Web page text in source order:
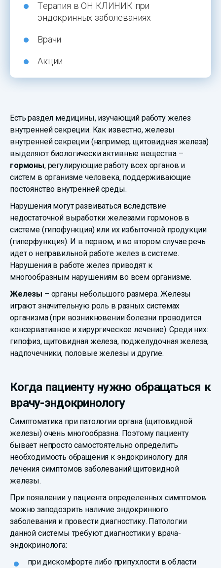
Терапия в ОН КЛИНИК при
эндокринных заболеваниях
Врачи
Акции
Есть раздел медицины, изучающий работу желез
внутренней секреции. Как известно, железы
внутренней секреции (например, щитовидная железа)
выделяют биологически активные вещества –
гормоны, регулирующие работу всех органов и
систем в организме человека, поддерживающие
постоянство внутренней среды.
Нарушения могут развиваться вследствие
недостаточной выработки железами гормонов в
системе (гипофункция) или их избыточной продукции
(гиперфункция). И в первом, и во втором случае речь
идет о неправильной работе желез в системе.
Нарушения в работе желез приводят к
многообразным нарушениям во всем организме.
Железы – органы небольшого размера. Железы
играют значительную роль в разных системах
организма (при возникновении болезни проводится
консервативное и хирургическое лечение). Среди них:
гипофиз, щитовидная железа, поджелудочная железа,
надпочечники, половые железы и другие.
Когда пациенту нужно обращаться к
врачу-эндокринологу
Симптоматика при патологии органа (щитовидной
железы) очень многообразна. Поэтому пациенту
бывает непросто самостоятельно определить
необходимость обращения к эндокринологу для
лечения симптомов заболеваний щитовидной
железы.
При появлении у пациента определенных симптомов
можно заподозрить наличие эндокринного
заболевания и провести диагностику. Патологии
данной системы требуют диагностики у врача-
эндокринолога:
при дискомфорте либо припухлости в области